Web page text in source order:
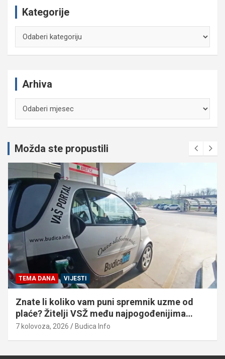
Kategorije
Arhiva
Možda ste propustili
TEMA DANA VIJESTI
Znate li koliko vam puni spremnik uzme od
plaće? Žitelji VSŽ među najpogođenijima…
7 kolovoza, 2026 Budica Info